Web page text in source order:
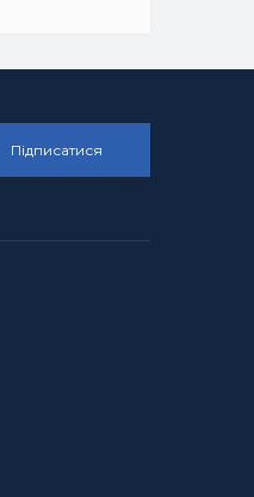
Підписатися